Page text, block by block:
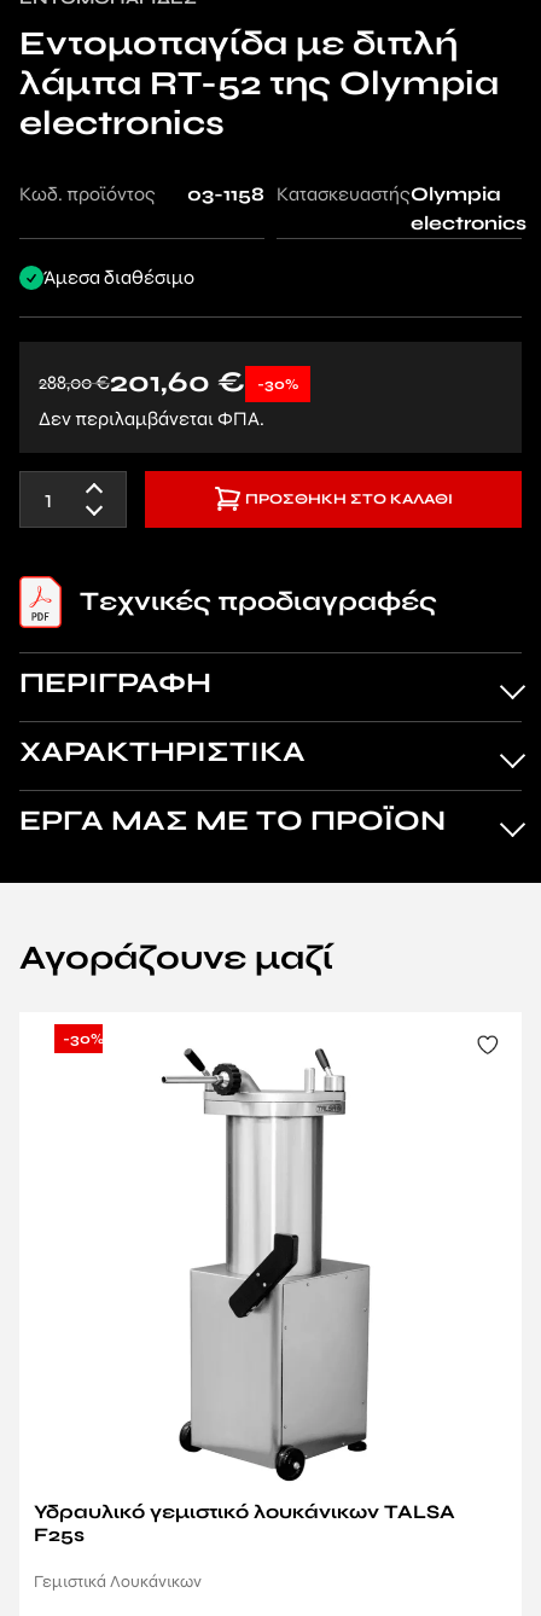
Εντομοπαγίδα με διπλή
λάμπα RT-52 της Olympia
electronics
Κωδ. προϊόντος 03-1158 ΚατασκευαστήςOlympia
electronics
Άμεσα διαθέσιμο
288,00€201,60 € -30%
Δεν περιλαμβάνεται ΦΠΑ.
ΠΡΟΣΘΉΚΗ ΣΤΟ ΚΑΛΆΘΙ
Tεχνικές προδιαγραφές
ΠΕΡΙΓΡΑΦΗ
ΧΑΡΑΚΤΗΡΙΣΤΙΚΑ
ΕΡΓΑ ΜΑΣ ΜΕ ΤΟ ΠΡΟΪΟΝ
Αγοράζουνε μαζί
-30%
Υδραυλικό γεμιστικό λουκάνικων TALSA
F25s
Γεμιστικά Λουκάνικων